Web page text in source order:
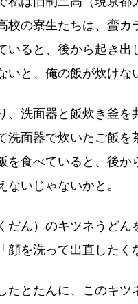
校の寮生たちは、蛮
いると、後から起き出
いと、俺の飯が炊けな
、洗面器と飯炊き釜を
洗面器で炊いたご飯
を食べていると、後
ないじゃないかと。
だん）のキツネうど
顔を洗って出直したく
たとたんに、このキ